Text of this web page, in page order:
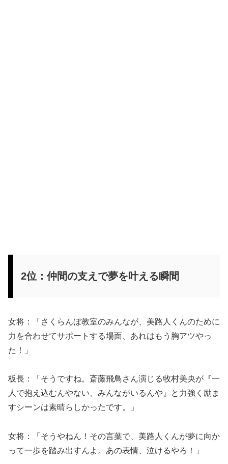
2位：仲間の支えで夢を叶える瞬間
女将：「さくらんぼ教室のみんなが、美路人くんのために
力を合わせてサポートする場面、あれはもう胸アツやっ
た！」
板長：「そうですね。斎藤飛鳥さん演じる牧村美央が『一
人で抱え込むんやない、みんながいるんや』と力強く励ま
すシーンは素晴らしかったです。」
女将：「そうやねん！その言葉で、美路人くんが夢に向か
って一歩を踏み出すんよ。あの表情、泣けるやろ！」